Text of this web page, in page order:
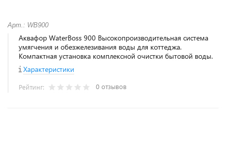
Арт.: WB900
Аквафор WaterBoss 900 Высокопроизводительная система
умягчения и обезжелезивания воды для коттеджа.
Компактная установка комплексной очистки бытовой воды.
Характеристики
Рейтинг: 0 отзывов